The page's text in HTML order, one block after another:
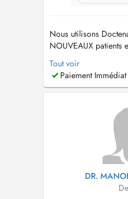
Nous utilisons
NOUVEAUX patients
autre demande il est
recommandé de nous
225088 ou sur
Tout voir
Paiement
DR.